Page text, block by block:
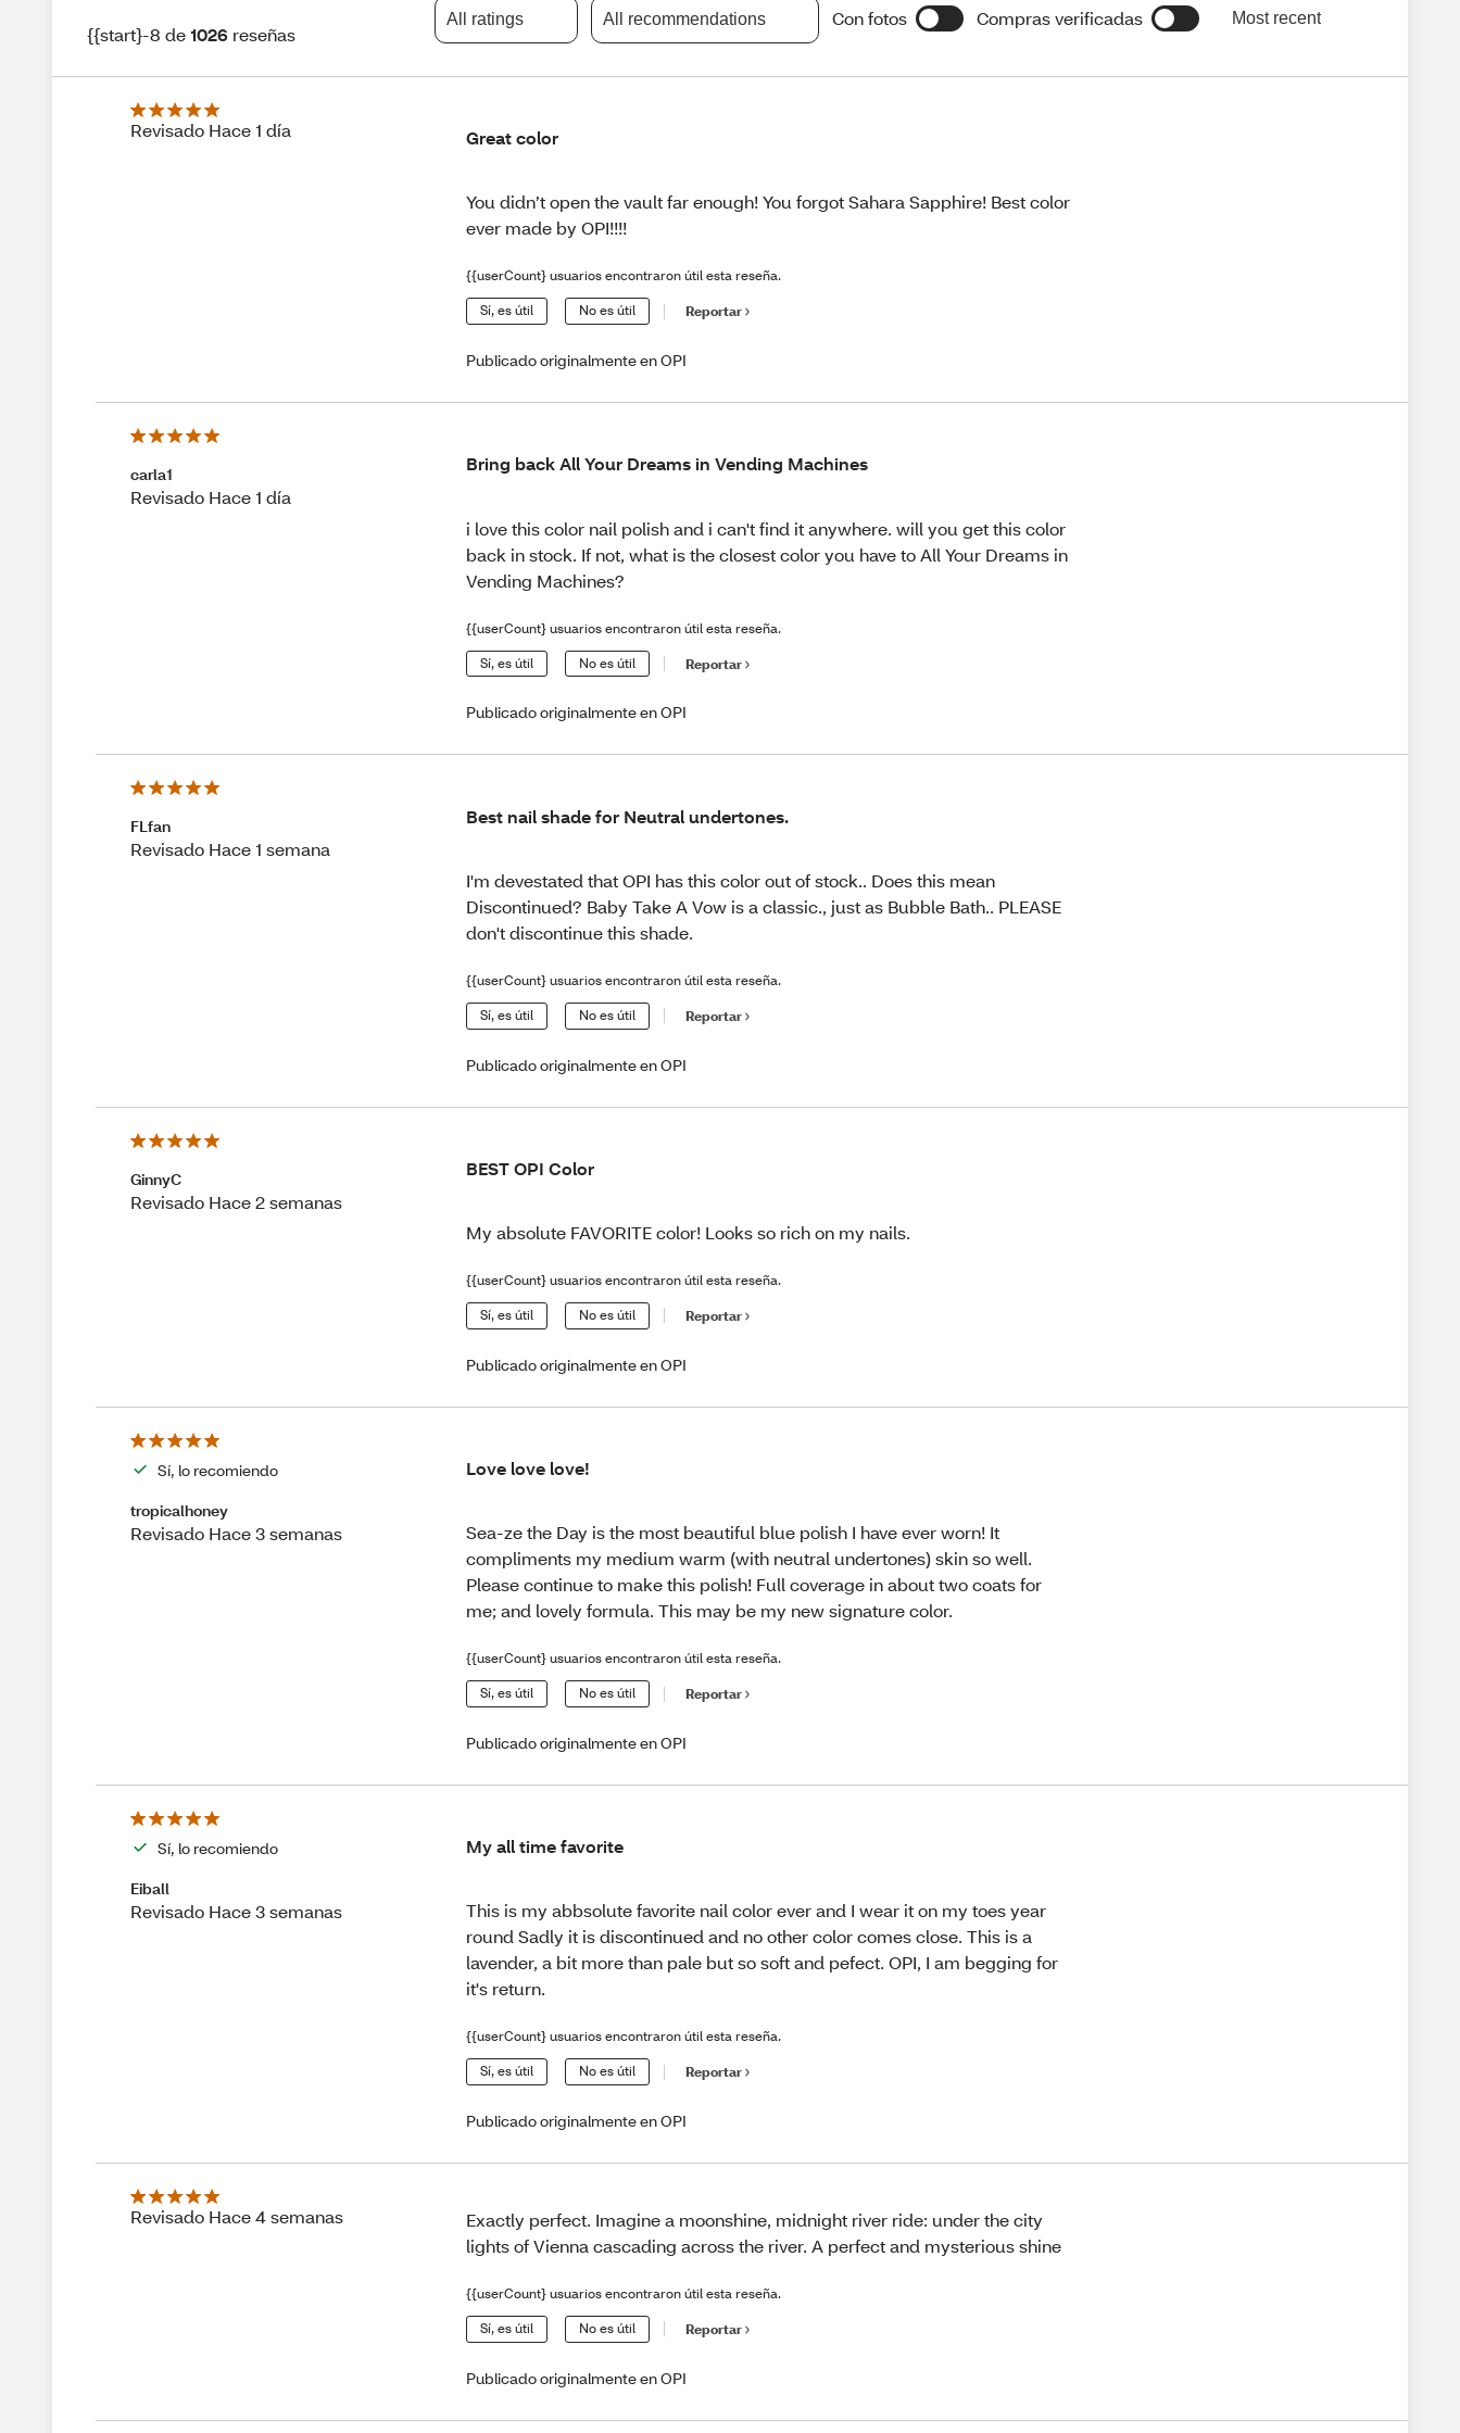
{{start}-8 de1026 reseñas
All ratings All recommendations Con fotos Compras verificadas Most recent
Revisado Hace 1 día Great color
You didn’t open the vault far enough! You forgot Sahara Sapphire! Best color
ever made by OPI!!!!
{{userCount} usuarios encontraron útil esta reseña.
Sí, es útil No es útil Reportar
Publicado originalmente en OPI
carla1
Revisado Hace 1 día
Bring back All Your Dreams in Vending Machines
i love this color nail polish and i can't find it anywhere. will you get this color
back in stock. If not, what is the closest color you have to All Your Dreams in
Vending Machines?
{{userCount} usuarios encontraron útil esta reseña.
Sí, es útil No es útil Reportar
Publicado originalmente en OPI
FLfan
Revisado Hace 1 semana
Best nail shade for Neutral undertones.
I'm devestated that OPI has this color out of stock.. Does this mean
Discontinued? Baby Take A Vow is a classic., just as Bubble Bath.. PLEASE
don't discontinue this shade.
{{userCount} usuarios encontraron útil esta reseña.
Sí, es útil No es útil Reportar
Publicado originalmente en OPI
GinnyC
Revisado Hace 2 semanas
BEST OPI Color
My absolute FAVORITE color! Looks so rich on my nails.
{{userCount} usuarios encontraron útil esta reseña.
Sí, es útil No es útil Reportar
Publicado originalmente en OPI
Sí, lo recomiendo
tropicalhoney
Revisado Hace 3 semanas
Love love love!
Sea-ze the Day is the most beautiful blue polish I have ever worn! It
compliments my medium warm (with neutral undertones) skin so well.
Please continue to make this polish! Full coverage in about two coats for
me; and lovely formula. This may be my new signature color.
{{userCount} usuarios encontraron útil esta reseña.
Sí, es útil No es útil Reportar
Publicado originalmente en OPI
Sí, lo recomiendo
Eiball
Revisado Hace 3 semanas
My all time favorite
This is my abbsolute favorite nail color ever and I wear it on my toes year
round Sadly it is discontinued and no other color comes close. This is a
lavender, a bit more than pale but so soft and pefect. OPI, I am begging for
it's return.
{{userCount} usuarios encontraron útil esta reseña.
Sí, es útil No es útil Reportar
Publicado originalmente en OPI
Revisado Hace 4 semanas
Exactly perfect. Imagine a moonshine, midnight river ride: under the city
lights of Vienna cascading across the river. A perfect and mysterious shine
{{userCount} usuarios encontraron útil esta reseña.
Sí, es útil No es útil Reportar
Publicado originalmente en OPI